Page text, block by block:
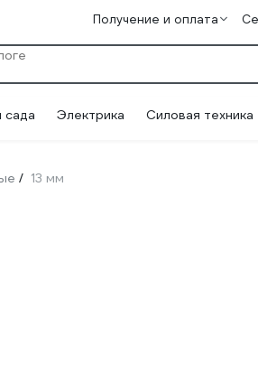
Получение и оплата
сада Электрика Силовая техника
/ 13 мм